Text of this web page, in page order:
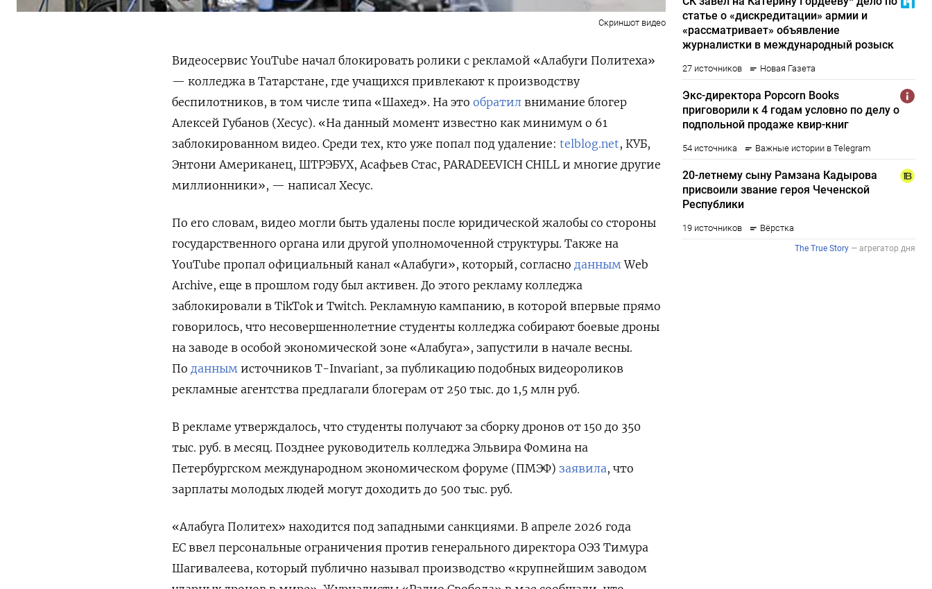
Скриншот видео
Видеосервис YouTube начал блокировать ролики с рекламой «Алабуги Политеха»
— колледжа в Татарстане, где учащихся привлекают к производству
беспилотников, в том числе типа «Шахед». На это обратил внимание блогер
Алексей Губанов (Хесус). «На данный момент известно как минимум о 61
заблокированном видео. Среди тех, кто уже попал под удаление: telblog.net, КУБ,
Энтони Американец, ШТРЭБУХ, Асафьев Стас, PARADEEVICH CHILL и многие другие
миллионники», — написал Хесус.
По его словам, видео могли быть удалены после юридической жалобы со стороны
государственного органа или другой уполномоченной структуры. Также на
YouTube пропал официальный канал «Алабуги», который, согласно данным Web
Archive, еще в прошлом году был активен. До этого рекламу колледжа
заблокировали в TikTok и Twitch. Рекламную кампанию, в которой впервые прямо
говорилось, что несовершеннолетние студенты колледжа собирают боевые дроны
на заводе в особой экономической зоне «Алабуга», запустили в начале весны.
По данным источников T-Invariant, за публикацию подобных видеороликов
рекламные агентства предлагали блогерам от 250 тыс. до 1,5 млн руб.
В рекламе утверждалось, что студенты получают за сборку дронов от 150 до 350
тыс. руб. в месяц. Позднее руководитель колледжа Эльвира Фомина на
Петербургском международном экономическом форуме (ПМЭФ) заявила, что
зарплаты молодых людей могут доходить до 500 тыс. руб.
«Алабуга Политех» находится под западными санкциями. В апреле 2026 года
ЕС ввел персональные ограничения против генерального директора ОЭЗ Тимура
Шагивалеева, который публично называл производство «крупнейшим заводом